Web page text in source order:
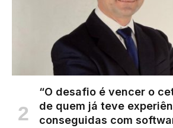
“O desafio é vencer o
de quem já teve
conseguidas com